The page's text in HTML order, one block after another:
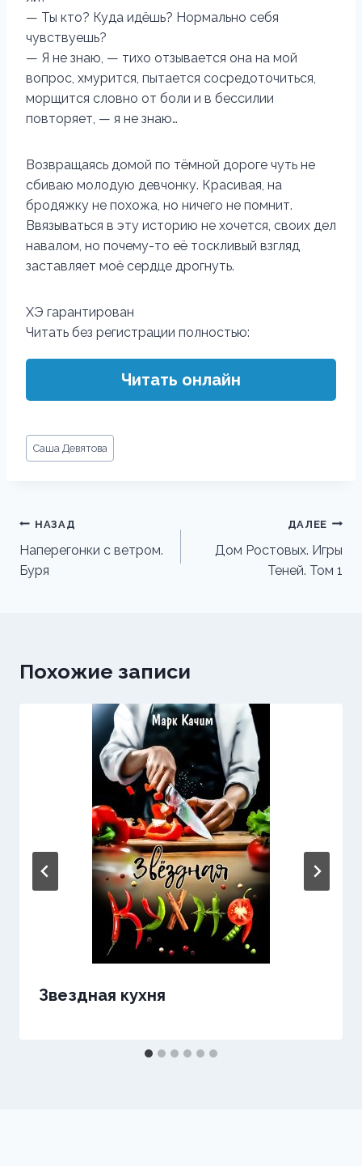
— Ты кто? Куда идёшь? Нормально себя
чувствуешь?
— Я не знаю, — тихо отзывается она на мой
вопрос, хмурится, пытается сосредоточиться,
морщится словно от боли и в бессилии
повторяет, — я не знаю…
Возвращаясь домой по тёмной дороге чуть не
сбиваю молодую девчонку. Красивая, на
бродяжку не похожа, но ничего не помнит.
Ввязываться в эту историю не хочется, своих дел
навалом, но почему-то её тоскливый взгляд
заставляет моё сердце дрогнуть.
ХЭ гарантирован
Читать без регистрации полностью:
Читать онлайн
Метки
записи:
Саша Девятова
Навигация
по
записям
НАЗАД
Наперегонки с ветром.
Буря
ДАЛЕЕ
Дом Ростовых. Игры
Теней. Том 1
Похожие записи
Звездная кухня